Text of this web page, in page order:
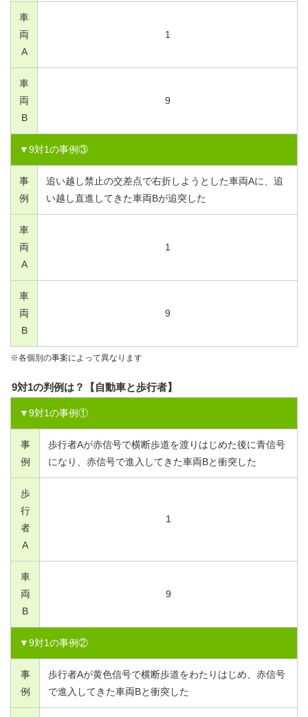
車
両
A
1
車
両
B
9
▼9対1の事例③
事
例
追い越し禁止の交差点で右折しようとした車両Aに、追
い越し直進してきた車両Bが追突した
車
両
A
1
車
両
B
9
※各個別の事案によって異なります
9対1の判例は？【自動車と歩行者】
▼9対1の事例①
事
例
歩行者Aが赤信号で横断歩道を渡りはじめた後に青信号
になり、赤信号で進入してきた車両Bと衝突した
歩
行
者
A
1
車
両
B
9
▼9対1の事例②
事
例
歩行者Aが黄色信号で横断歩道をわたりはじめ、赤信号
で進入してきた車両Bと衝突した